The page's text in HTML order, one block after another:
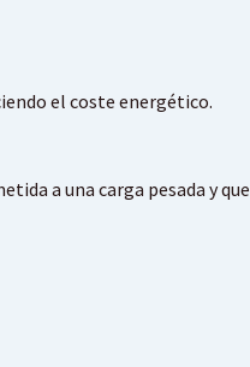
el coste energético.
a una carga pesada y que